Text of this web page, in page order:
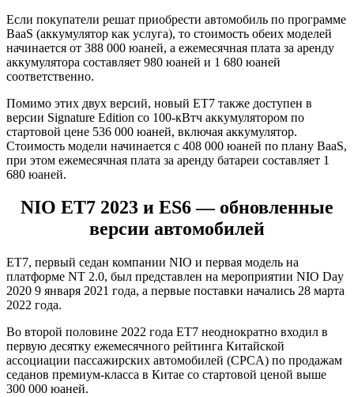
Если покупатели решат приобрести автомобиль по программе
BaaS (аккумулятор как услуга), то стоимость обеих моделей
начинается от 388 000 юаней, а ежемесячная плата за аренду
аккумулятора составляет 980 юаней и 1 680 юаней
соответственно.
Помимо этих двух версий, новый ET7 также доступен в
версии Signature Edition со 100-кВтч аккумулятором по
стартовой цене 536 000 юаней, включая аккумулятор.
Стоимость модели начинается с 408 000 юаней по плану BaaS,
при этом ежемесячная плата за аренду батареи составляет 1
680 юаней.
NIO ET7 2023 и ES6 — обновленные
версии автомобилей
ET7, первый седан компании NIO и первая модель на
платформе NT 2.0, был представлен на мероприятии NIO Day
2020 9 января 2021 года, а первые поставки начались 28 марта
2022 года.
Во второй половине 2022 года ET7 неоднократно входил в
первую десятку ежемесячного рейтинга Китайской
ассоциации пассажирских автомобилей (CPCA) по продажам
седанов премиум-класса в Китае со стартовой ценой выше
300 000 юаней.